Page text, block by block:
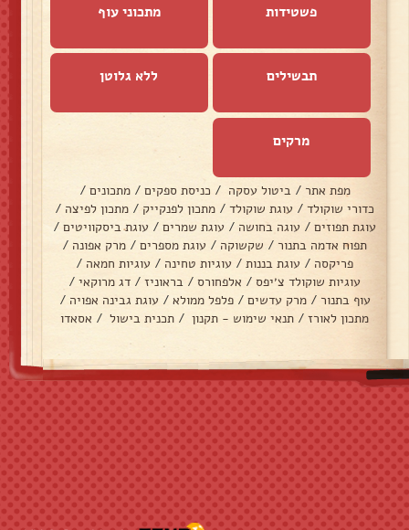
פשטידות מתכוני עוף
תבשילים ללא גלוטן
מרקים
מפת אתר / ביטול עסקה / כניסת ספקים / מתכונים /
כדורי שוקולד / עוגת שוקולד / מתכון לפנקייק / מתכון לפיצה /
עוגת תפוזים / עוגה בחושה / עוגת שמרים / עוגת ביסקוויטים /
תפוח אדמה בתנור / שקשוקה / עוגת מספרים / מרק אפונה /
פריקסה / עוגת בננות / עוגיות טחינה / עוגיות חמאה /
עוגיות שוקולד צ׳יפס / אלפחורס / בראוניז / דג מרוקאי /
עוף בתנור / מרק עדשים / פלפל ממולא / עוגת גבינה אפויה /
מתכון לאורז / תנאי שימוש - תקנון / תכנית בישול / אסאדו